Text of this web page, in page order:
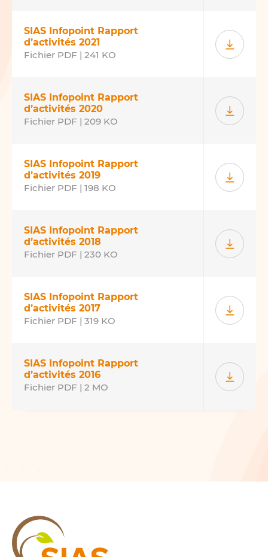
SIAS Infopoint Rapport
d’activités 2021
Fichier PDF | 241 KO
SIAS Infopoint Rapport
d’activités 2020
Fichier PDF | 209 KO
SIAS Infopoint Rapport
d’activités 2019
Fichier PDF | 198 KO
SIAS Infopoint Rapport
d’activités 2018
Fichier PDF | 230 KO
SIAS Infopoint Rapport
d’activités 2017
Fichier PDF | 319 KO
SIAS Infopoint Rapport
d’activités 2016
Fichier PDF | 2 MO